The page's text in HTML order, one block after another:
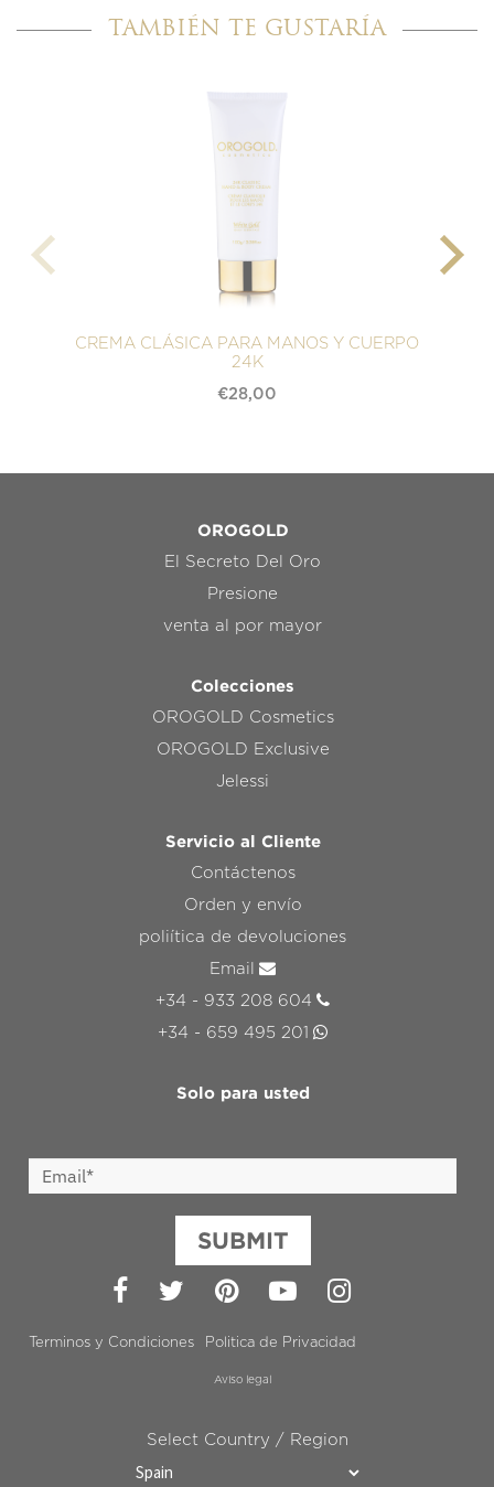
TAMBIÉN TE GUSTARÍA
CREMA CLÁSICA PARA MANOS Y CUERPO
24K
€28,00
OROGOLD
El Secreto Del Oro
Presione
venta al por mayor
Colecciones
OROGOLD Cosmetics
OROGOLD Exclusive
Jelessi
Servicio al Cliente
Contáctenos
Orden y envío
poliítica de devoluciones
Email
+34 - 933 208 604
+34 - 659 495 201
Solo para usted
SUBMIT
Facebook
TwitterPinterest
YouTubeInstagram
Terminos y Condiciones Politica de Privacidad
Aviso legal
Select Country / Region